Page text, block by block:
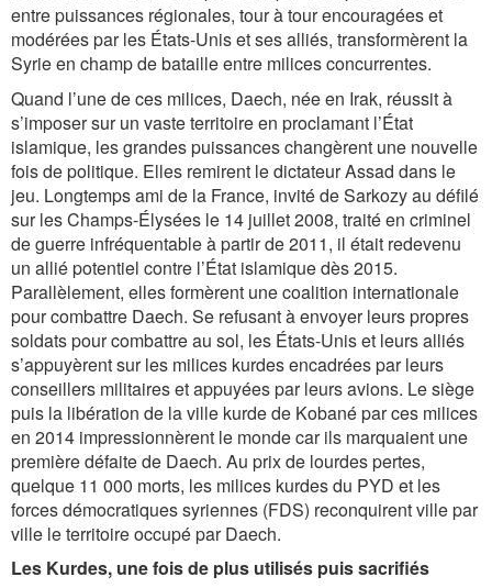
entre puissances régionales, tour à tour encouragées et
modérées par les États-Unis et ses alliés, transformèrent la
Syrie en champ de bataille entre milices concurrentes.
Quand l’une de ces milices, Daech, née en Irak, réussit à
s’imposer sur un vaste territoire en proclamant l’État
islamique, les grandes puissances changèrent une nouvelle
fois de politique. Elles remirent le dictateur Assad dans le
jeu. Longtemps ami de la France, invité de Sarkozy au défilé
sur les Champs-Élysées le 14 juillet 2008, traité en criminel
de guerre infréquentable à partir de 2011, il était redevenu
un allié potentiel contre l’État islamique dès 2015.
Parallèlement, elles formèrent une coalition internationale
pour combattre Daech. Se refusant à envoyer leurs propres
soldats pour combattre au sol, les États-Unis et leurs alliés
s’appuyèrent sur les milices kurdes encadrées par leurs
conseillers militaires et appuyées par leurs avions. Le siège
puis la libération de la ville kurde de Kobané par ces milices
en 2014 impressionnèrent le monde car ils marquaient une
première défaite de Daech. Au prix de lourdes pertes,
quelque 11 000 morts, les milices kurdes du PYD et les
forces démocratiques syriennes (FDS) reconquirent ville par
ville le territoire occupé par Daech.
Les Kurdes, une fois de plus utilisés puis sacrifiés